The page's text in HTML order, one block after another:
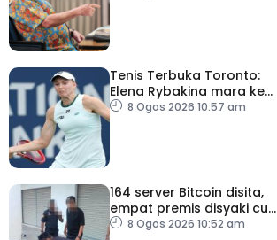
Tenis Terbuka Toronto:
Elena Rybakina mara ke
pusingan keempat
8 Ogos 2026 10:57 am
164 server Bitcoin disita,
empat premis disyaki curi
elektrik
8 Ogos 2026 10:52 am